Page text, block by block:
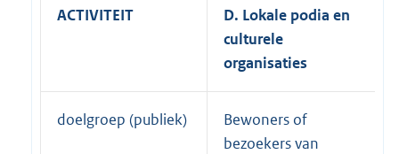
ACTIVITEIT
D. Lokale podia en
culturele
organisaties
doelgroep (publiek)
Bewoners of
bezoekers van